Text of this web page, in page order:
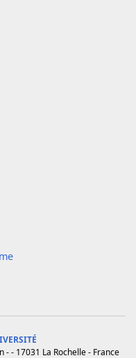
- 17031 La Rochelle - France